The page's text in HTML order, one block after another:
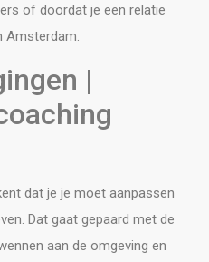
of doordat je een relatie
Amsterdam.
|
dat je je moet aanpassen
Dat gaat gepaard met de
aan de omgeving en